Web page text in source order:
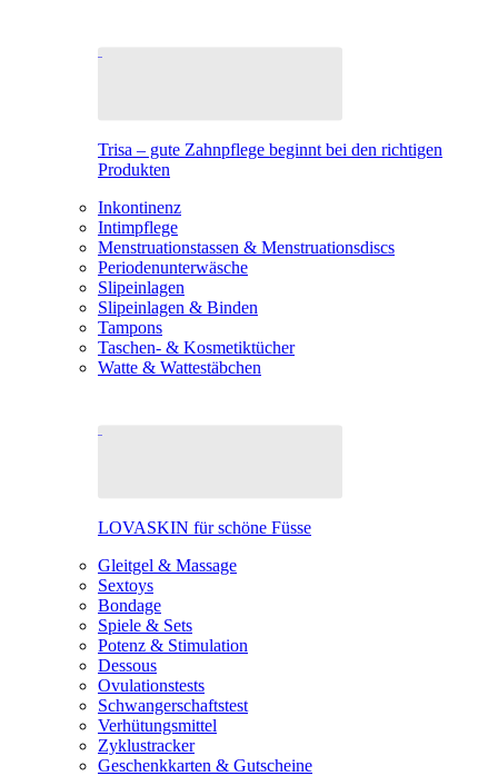
Trisa – gute Zahnpflege beginnt bei den richtigen
Produkten
Inkontinenz
Intimpflege
Menstruationstassen & Menstruationsdiscs
Periodenunterwäsche
Slipeinlagen
Slipeinlagen & Binden
Tampons
Taschen- & Kosmetiktücher
Watte & Wattestäbchen
LOVASKIN für schöne Füsse
Gleitgel & Massage
Sextoys
Bondage
Spiele & Sets
Potenz & Stimulation
Dessous
Ovulationstests
Schwangerschaftstest
Verhütungsmittel
Zyklustracker
Geschenkkarten & Gutscheine